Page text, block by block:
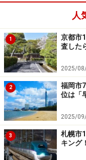
／東京都）などのコ
＞【全結果を見る
トが多い」と思うエ
福岡に詳しい
の名所が点在
福岡市で「魅力的な
ったエリアは、1位
アクセスに優れ、
国内外から多くの観
人
1
京都市
査した
2025/
2
福岡市
位は「
2025/
3
札幌市
キング